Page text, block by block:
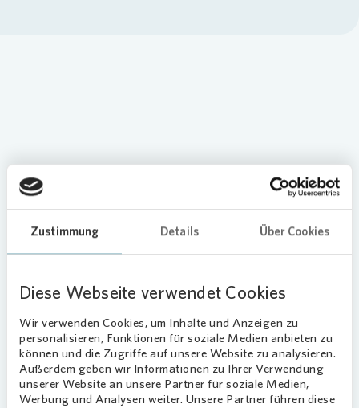
Zustimmung Details Über Cookies
Diese Webseite verwendet Cookies
Wir verwenden Cookies, um Inhalte und Anzeigen zu
personalisieren, Funktionen für soziale Medien anbieten zu
können und die Zugriffe auf unsere Website zu analysieren.
Außerdem geben wir Informationen zu Ihrer Verwendung
unserer Website an unsere Partner für soziale Medien,
Werbung und Analysen weiter. Unsere Partner führen diese
Im neu gestalteten Wohnumfeld des
Quartiers Hegemannsfeld hat
Vonovia
eine Boule-Bahn samt Sitzmöglichkeiten
Spielmöglichkeiten. Außerdem hat
Vonovia
eine neue Wegführung und
Anpflanzungen geschaffen.
Hintergrund der Umgestaltung ist eine
Kundenzufriedenheitsbefragung. Die Mieterinnen